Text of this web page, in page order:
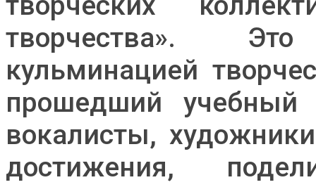
творчества».
кульминацией
прошедший учебный
вокалисты,
достижения,